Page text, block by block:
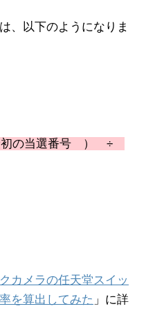
、以下のようになりま
初の当選番号 ） ÷
カメラの任天堂スイッ
を算出してみた 」に詳